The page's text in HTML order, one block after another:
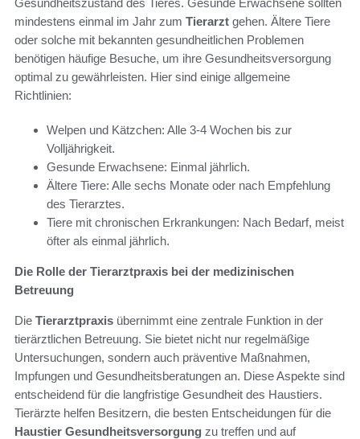
mindestens einmal im Jahr zum Tierarzt gehen. Ältere Tiere
oder solche mit bekannten gesundheitlichen Problemen
benötigen häufige Besuche, um ihre Gesundheitsversorgung
optimal zu gewährleisten. Hier sind einige allgemeine
Richtlinien:
Welpen und Kätzchen: Alle 3-4 Wochen bis zur
Volljährigkeit.
Gesunde Erwachsene: Einmal jährlich.
Ältere Tiere: Alle sechs Monate oder nach Empfehlung
des Tierarztes.
Tiere mit chronischen Erkrankungen: Nach Bedarf, meist
öfter als einmal jährlich.
Die Rolle der Tierarztpraxis bei der medizinischen
Betreuung
Die Tierarztpraxis übernimmt eine zentrale Funktion in der
tierärztlichen Betreuung. Sie bietet nicht nur regelmäßige
Untersuchungen, sondern auch präventive Maßnahmen,
Impfungen und Gesundheitsberatungen an. Diese Aspekte sind
entscheidend für die langfristige Gesundheit des Haustiers.
Tierärzte helfen Besitzern, die besten Entscheidungen für die
Haustier Gesundheitsversorgung zu treffen und auf